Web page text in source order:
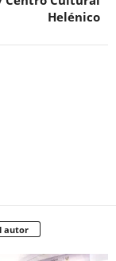
Helénico
autor